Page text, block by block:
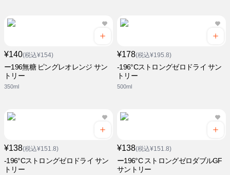
¥140(税込¥154)
ー196無糖 ピングレオレンジ サン
トリー
350ml
¥178(税込¥195.8)
-196°Cストロングゼロドライ サン
トリー
500ml
¥138(税込¥151.8)
-196°Cストロングゼロドライ サン
トリー
¥138(税込¥151.8)
ー196°C ストロングゼロダブルGF
サントリー